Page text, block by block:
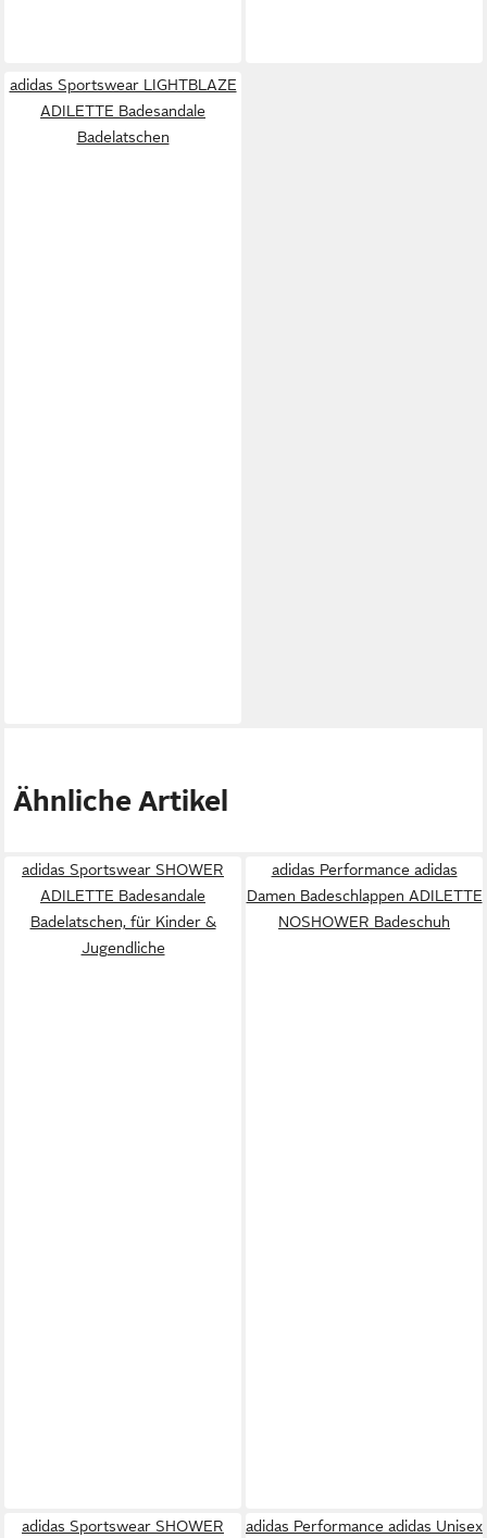
adidas Sportswear LIGHTBLAZE
ADILETTE Badesandale
Badelatschen
Ähnliche Artikel
adidas Sportswear SHOWER
ADILETTE Badesandale
Badelatschen, für Kinder &
Jugendliche
adidas Performance adidas
Damen Badeschlappen ADILETTE
NOSHOWER Badeschuh
adidas Sportswear SHOWER adidas Performance adidas Unisex